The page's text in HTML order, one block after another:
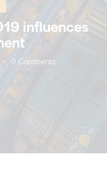
influences
0 Comments